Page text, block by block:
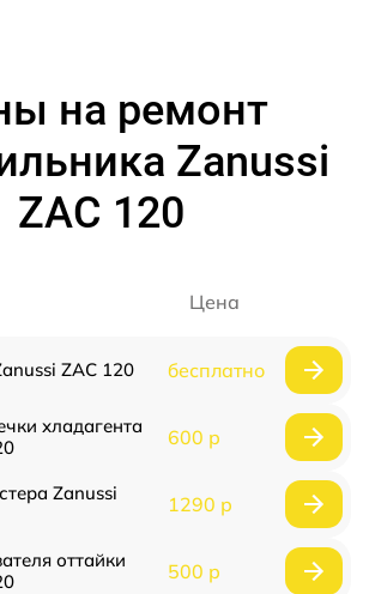
на ремонт
Zanussi
ZAC 120
Цена
ZAC 120 бесплатно
хладагента
600 р
Zanussi
1290 р
оттайки
500 р